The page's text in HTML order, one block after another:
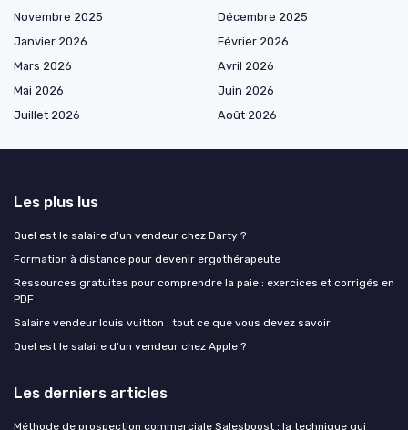
Novembre 2025
Décembre 2025
Janvier 2026
Février 2026
Mars 2026
Avril 2026
Mai 2026
Juin 2026
Juillet 2026
Août 2026
Les plus lus
Quel est le salaire d'un vendeur chez Darty ?
Formation à distance pour devenir ergothérapeute
Ressources gratuites pour comprendre la paie : exercices et corrigés en
PDF
Salaire vendeur louis vuitton : tout ce que vous devez savoir
Quel est le salaire d'un vendeur chez Apple ?
Les derniers articles
Méthode de prospection commerciale Salesboost : la technique qui